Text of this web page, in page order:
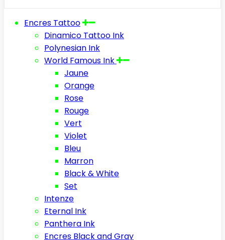
Encres Tattoo
Dinamico Tattoo Ink
Polynesian Ink
World Famous Ink
Jaune
Orange
Rose
Rouge
Vert
Violet
Bleu
Marron
Black & White
Set
Intenze
Eternal Ink
Panthera Ink
Encres Black and Gray